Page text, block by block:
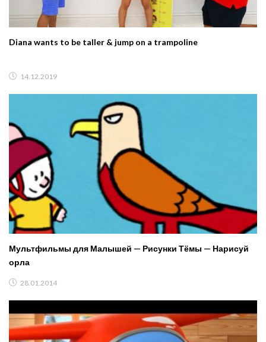
Diana wants to be taller & jump on a trampoline
14.12.2019
Мультфильмы для Малышей — Рисунки Тёмы — Нарисуй
орла
28.01.2014